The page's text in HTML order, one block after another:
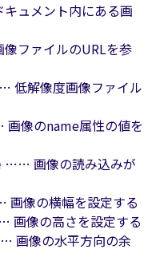
ュメント内にある画
ファイルのURLを参
低解像度画像ファイル
像のname属性の値を
…… 画像の読み込みが
像の横幅を設定する
画像の高さを設定する
画像の水平方向の余